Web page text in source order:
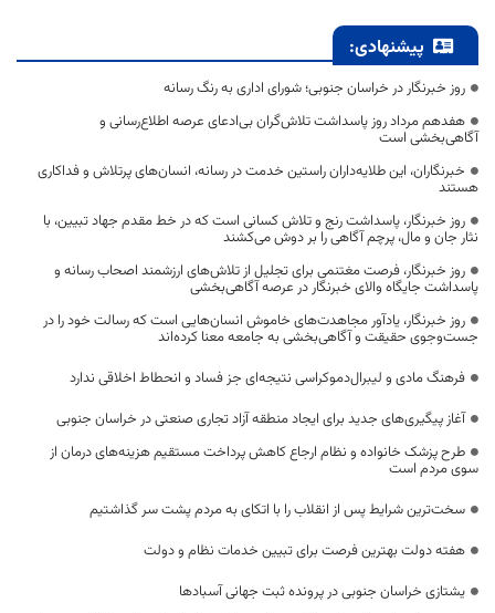
پیشنهادی:
روز خبرنگار در خراسان جنوبی؛ شورای اداری به رنگ رسانه
هفدهم مرداد روز پاسداشت تلاش‌گران بی‌ادعای عرصه اطلاع‌رسانی و
آگاهی‌بخشی است
خبرنگاران، این طلایه‌داران راستین خدمت در رسانه، انسان‌های پرتلاش و فداکاری
هستند
روز خبرنگار، پاسداشت رنج و تلاش کسانی است که در خط مقدم جهاد تبیین، با
نثار جان و مال، پرچم آگاهی را بر دوش می‌کشند
روز خبرنگار، فرصت مغتنمی برای تجلیل از تلاش‌های ارزشمند اصحاب رسانه و
پاسداشت جایگاه والای خبرنگار در عرصه آگاهی‌بخشی
روز خبرنگار، یادآور مجاهدت‌های خاموش انسان‌هایی است که رسالت خود را در
جست‌وجوی حقیقت و آگاهی‌بخشی به جامعه معنا کرده‌اند
فرهنگ مادی و لیبرال‌دموکراسی نتیجه‌ای جز فساد و انحطاط اخلاقی ندارد
آغاز پیگیری‌های جدید برای ایجاد منطقه آزاد تجاری صنعتی در خراسان جنوبی
طرح پزشک خانواده و نظام ارجاع کاهش پرداخت مستقیم هزینه‌های درمان از
سوی مردم است
سخت‌ترین شرایط پس از انقلاب را با اتکای به مردم پشت سر گذاشتیم
هفته دولت بهترین فرصت برای تبیین خدمات نظام و دولت
یشتازی خراسان جنوبی در پرونده ثبت جهانی آسبادها